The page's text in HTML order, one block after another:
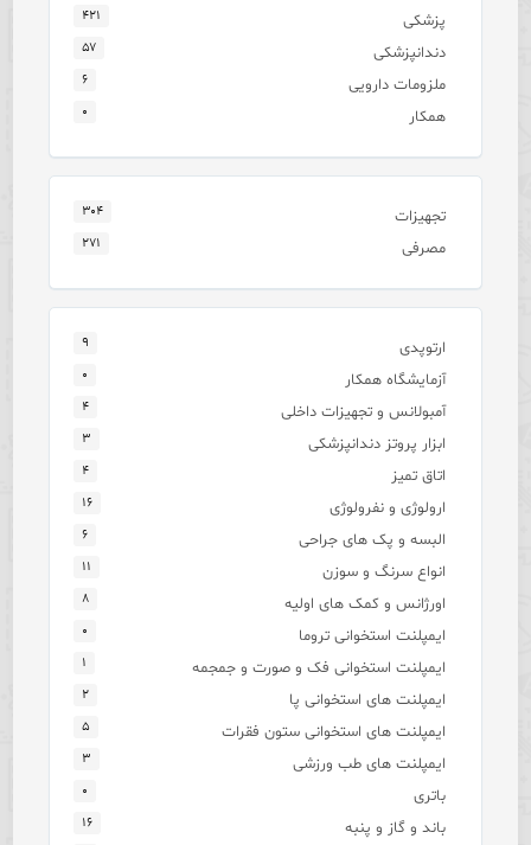
پزشکی ۴۲۱
دندانپزشکی ۵۷
ملزومات دارویی ۶
همکار ۰
تجهیزات ۳۰۴
مصرفی ۲۷۱
ارتوپدی ۹
آزمایشگاه همکار ۰
آمبولانس و تجهیزات داخلی ۴
ابزار پروتز دندانپزشکی ۳
اتاق تمیز ۴
ارولوژی و نفرولوژی ۱۶
البسه و پک های جراحی ۶
انواع سرنگ و سوزن ۱۱
اورژانس و کمک های اولیه ۸
ایمپلنت استخوانی تروما ۰
ایمپلنت استخوانی فک و صورت و جمجمه ۱
ایمپلنت های استخوانی پا ۲
ایمپلنت های استخوانی ستون فقرات ۵
ایمپلنت های طب ورزشی ۳
باتری ۰
باند و گاز و پنبه ۱۶